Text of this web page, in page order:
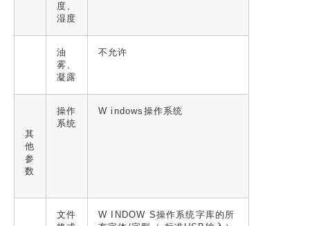
度、
湿度
油
雾、
凝露
不允许
其
他
参
数
操作
系统
W indows操作系统
文件
W INDOW S操作系统字库的所